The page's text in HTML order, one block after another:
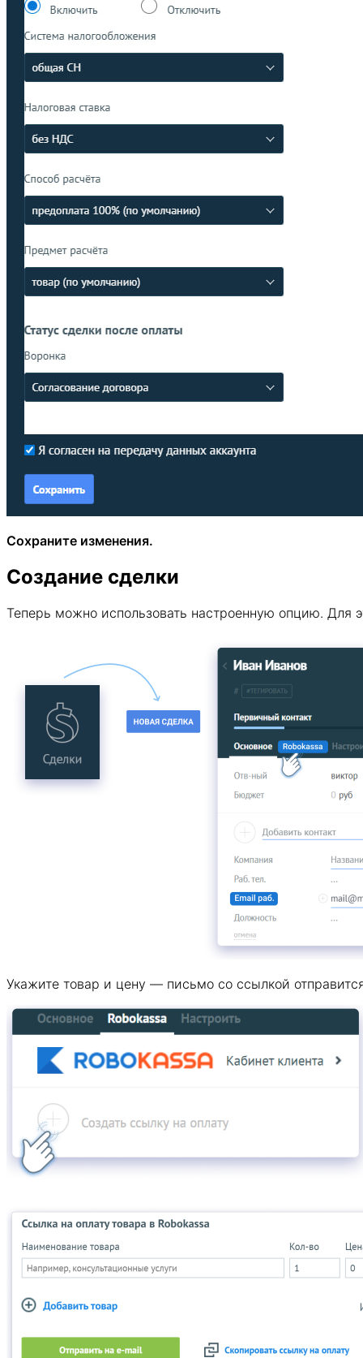
Сохраните изменения.
Создание сделки
Теперь можно использовать настроенную опцию. Для
Укажите товар и цену — письмо со ссылкой